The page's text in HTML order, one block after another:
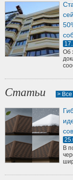
Об
Статьи > Все
В